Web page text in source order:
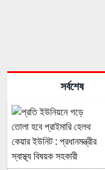
সর্বশেষ